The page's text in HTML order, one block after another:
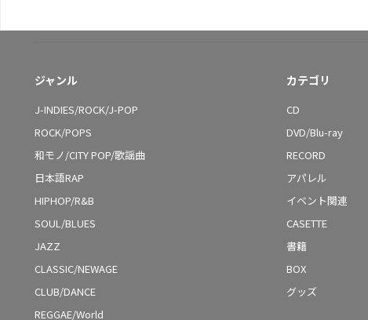
ジャンル
J-INDIES/ROCK/J-POP
ROCK/POPS
和モノ/CITY POP/歌謡曲
日本語RAP
HIPHOP/R&B
SOUL/BLUES
JAZZ
CLASSIC/NEWAGE
CLUB/DANCE
REGGAE/World
カテゴリ
CD
DVD/Blu-ray
RECORD
アパレル
イベント関連
CASETTE
書籍
BOX
グッズ